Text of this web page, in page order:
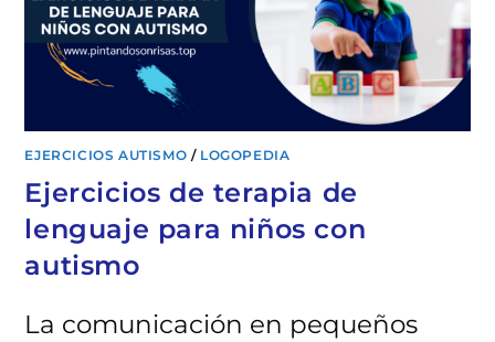
EJERCICIOS AUTISMO / LOGOPEDIA
Ejercicios de terapia de
lenguaje para niños con
autismo
La comunicación en pequeños